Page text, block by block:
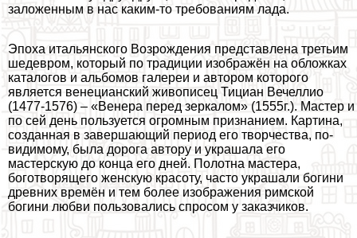
заложенным в нас каким-то требованиям лада.
Эпоха итальянского Возрождения представлена третьим
шедевром, который по традиции изображён на обложках
каталогов и альбомов галереи и автором которого
является венецианский живописец Тициан Вечеллио
(1477-1576) – «Венера перед зеркалом» (1555г.). Мастер и
по сей день пользуется огромным признанием. Картина,
созданная в завершающий период его творчества, по-
видимому, была дорога автору и украшала его
мастерскую до конца его дней. Полотна мастера,
боготворящего женскую красоту, часто украшали богини
древних времён и тем более изображения римской
богини любви пользовались спросом у заказчиков.